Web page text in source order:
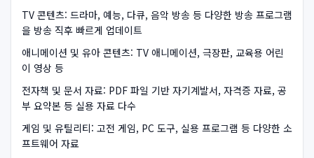
TV 콘텐츠: 드라마, 예능, 다큐, 음악 방송 등 다양한 방송 프로그램
을 방송 직후 빠르게 업데이트
애니메이션 및 유아 콘텐츠: TV 애니메이션, 극장판, 교육용 어린
이 영상 등
전자책 및 문서 자료: PDF 파일 기반 자기계발서, 자격증 자료, 공
부 요약본 등 실용 자료 다수
게임 및 유틸리티: 고전 게임, PC 도구, 실용 프로그램 등 다양한 소
프트웨어 자료